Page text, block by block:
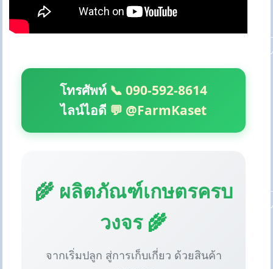
โทรศัพท์ 📞 090-592-8614
ไลน์ไอดี 💬 @FarmKaset
🌾 ผลิตภัณฑ์เกษตรครบ
วงจร 🌾
จากเริ่มปลูก สู่การเก็บเกี่ยว ด้วยสินค้า